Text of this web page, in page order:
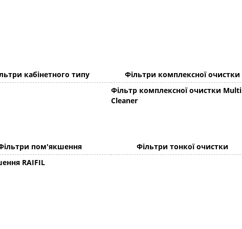
кабінетного типу
Фільтри комплексної очистки
Фільтр комплексної очистки Multi
Cleaner
пом'якшення
RAIFIL
Фільтри тонкої очистки